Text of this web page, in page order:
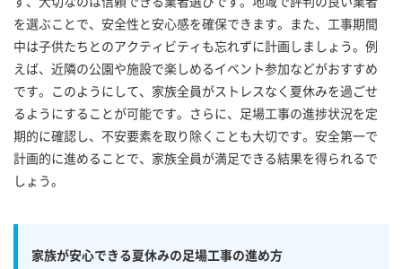
を選ぶことで、安全性と安心感を確保できます。また、工事期間
中は子供たちとのアクティビティも忘れずに計画しましょう。例
えば、近隣の公園や施設で楽しめるイベント参加などがおすすめ
です。このようにして、家族全員がストレスなく夏休みを過ごせ
るようにすることが可能です。さらに、足場工事の進捗状況を定
期的に確認し、不安要素を取り除くことも大切です。安全第一で
計画的に進めることで、家族全員が満足できる結果を得られるで
しょう。
家族が安心できる夏休みの足場工事の進め方